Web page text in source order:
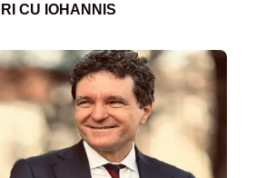
CU IOHANNIS